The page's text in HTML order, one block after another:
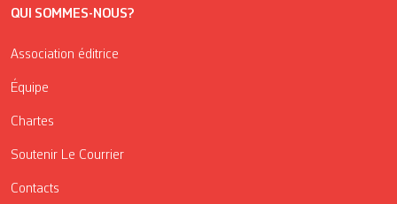
QUI SOMMES-NOUS?
Association éditrice
Équipe
Chartes
Soutenir Le Courrier
Contacts